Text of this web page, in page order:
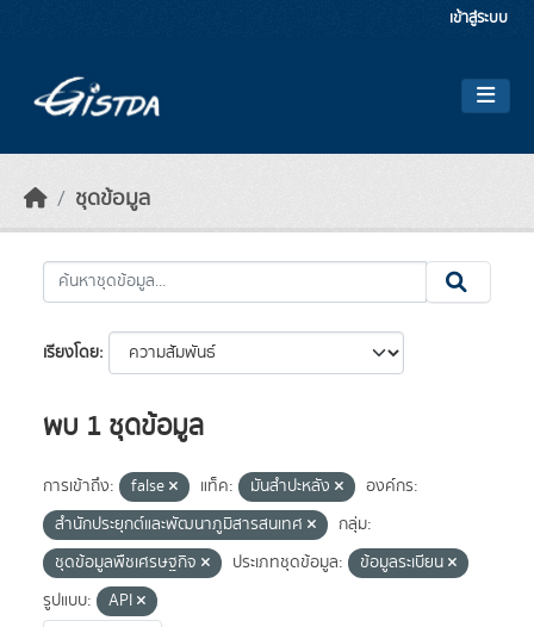
เข้าสู่ระบบ
ชุดข้อมูล
เรียงโดย
พบ 1 ชุดข้อมูล
การเข้าถึง: false แท็ค: มันสำปะหลัง
องค์กร:
สำนักประยุกต์และพัฒนาภูมิสารสนเทศ
กลุ่ม:
ชุดข้อมูลพืชเศรษฐกิจ
ประเภทชุดข้อมูล:
ข้อมูลระเบียน
รูปแบบ:
API